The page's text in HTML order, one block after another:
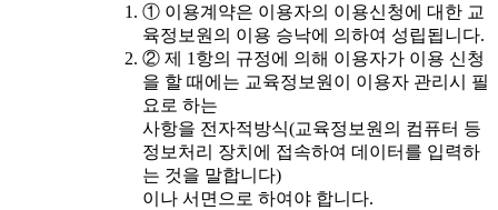
① 이용계약은 이용자의 이용신청에 대한 교
육정보원의 이용 승낙에 의하여 성립됩니다.
② 제 1항의 규정에 의해 이용자가 이용 신청
을 할 때에는 교육정보원이 이용자 관리시 필
요로 하는
사항을 전자적방식(교육정보원의 컴퓨터 등
정보처리 장치에 접속하여 데이터를 입력하
는 것을 말합니다)
이나 서면으로 하여야 합니다.